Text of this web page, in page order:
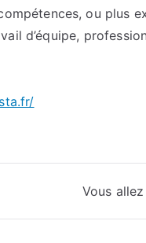
ou plus
d’équipe,
Vous